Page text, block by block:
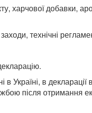
харчової добавки,
технічні
в Україні, в
після отримання